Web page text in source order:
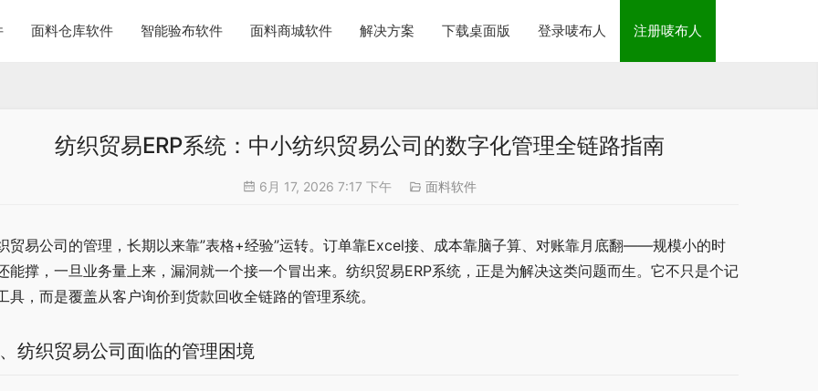
面料仓库软件 智能验布软件 面料商城软件 解决方案 下载桌面版 登录唛布人 注册唛布人
纺织贸易ERP系统：中小纺织贸易公司的数字化管理全链路指南
6月 17, 2026 7:17 下午 面料软件
贸易公司的管理，长期以来靠”表格+经验”运转。订单靠Excel接、成本靠脑子算、对账靠月底翻——规模小的时
能撑，一旦业务量上来，漏洞就一个接一个冒出来。纺织贸易ERP系统，正是为解决这类问题而生。它不只是个记
具，而是覆盖从客户询价到货款回收全链路的管理系统。
纺织贸易公司面临的管理困境